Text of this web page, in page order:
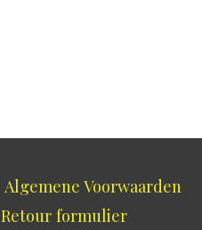
Algemene Voorwaarden
Retour formulier